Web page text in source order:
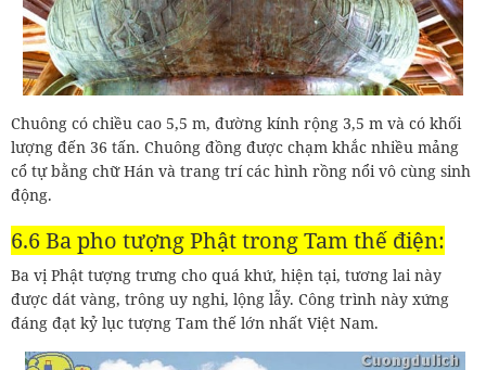
Chuông có chiều cao 5,5 m, đường kính rộng 3,5 m và có khối
lượng đến 36 tấn. Chuông đồng được chạm khắc nhiều mảng
cổ tự bằng chữ Hán và trang trí các hình rồng nổi vô cùng sinh
động.
6.6 Ba pho tượng Phật trong Tam thế điện:
Ba vị Phật tượng trưng cho quá khứ, hiện tại, tương lai này
được dát vàng, trông uy nghi, lộng lẫy. Công trình này xứng
đáng đạt kỷ lục tượng Tam thế lớn nhất Việt Nam.